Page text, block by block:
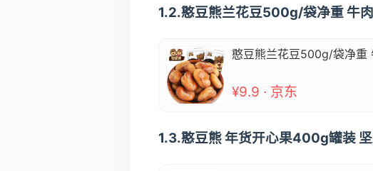
1.2.憨豆熊兰花豆500g/袋净重 牛
憨豆熊兰花豆500g/袋净重
¥9.9 · 京东
1.3.憨豆熊 年货开心果400g罐装